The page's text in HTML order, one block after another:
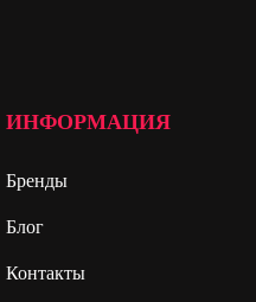
ИНФОРМАЦИЯ
Бренды
Блог
Контакты